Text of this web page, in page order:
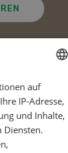
FRENCH
auf
IP-Adresse,
und Inhalte,
Diensten.